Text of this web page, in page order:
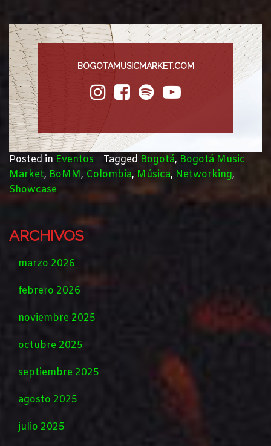
BOGOTAMUSICMARKET.COM
Posted in Eventos Tagged Bogotá, Bogotá Music
Market, BoMM, Colombia, Música, Networking,
Showcase
ARCHIVOS
marzo 2026
febrero 2026
noviembre 2025
octubre 2025
septiembre 2025
agosto 2025
julio 2025